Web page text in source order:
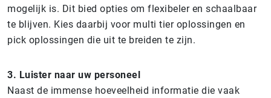
mogelijk is. Dit bied opties om flexibeler en schaalbaar
te blijven. Kies daarbij voor multi tier oplossingen en
pick oplossingen die uit te breiden te zijn.
3. Luister naar uw personeel
Naast de immense hoeveelheid informatie die vaak